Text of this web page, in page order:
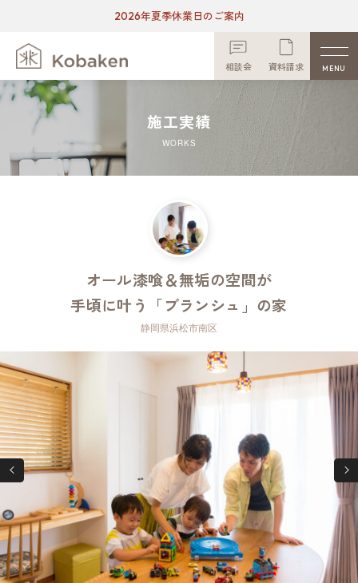
2026年夏季休業日のご案内
相談会 資料請求 MENU
施工実績
WORKS
オール漆喰＆無垢の空間が
手頃に叶う「ブランシュ」の家
静岡県浜松市南区